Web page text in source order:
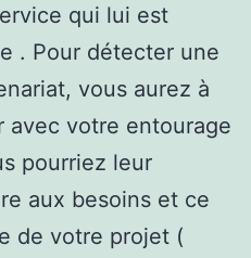
qui lui est
. Pour détecter une
vous aurez à
avec votre entourage
pourriez leur
aux besoins et ce
de votre projet (